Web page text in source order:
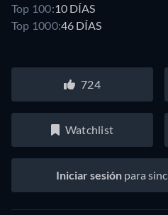
Top 100:10 DÍAS
Top 1000:46 DÍAS
724
Watchlist
Iniciar sesión para